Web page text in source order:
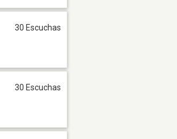
30 Escuchas
30 Escuchas